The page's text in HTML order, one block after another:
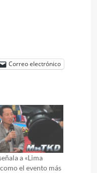
Correo electrónico
a «Lima
el evento más